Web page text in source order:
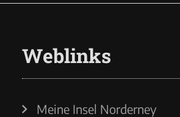
Weblinks
Meine Insel Norderney